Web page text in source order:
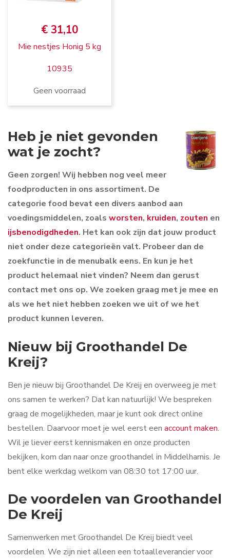
€ 31,10
Mie nestjes Honig 5 kg
10935
Geen voorraad
Heb je niet gevonden
wat je zocht?
Geen zorgen! Wij hebben nog veel meer
foodproducten in ons assortiment. De
categorie food bevat een divers aanbod aan
voedingsmiddelen, zoals worsten, kruiden, zouten en
ijsbenodigdheden. Het kan ook zijn dat jouw product
niet onder deze categorieën valt. Probeer dan de
zoekfunctie in de menubalk eens. En kun je het
product helemaal niet vinden? Neem dan gerust
contact met ons op. We zoeken graag met je mee en
als we het niet hebben zoeken we uit of we het
product kunnen leveren.
Nieuw bij Groothandel De
Kreij?
Ben je nieuw bij Groothandel De Kreij en overweeg je met
ons samen te werken? Dat kan natuurlijk! We bespreken
graag de mogelijkheden, maar je kunt ook direct online
bestellen. Daarvoor moet je wel eerst een account maken.
Wil je liever eerst kennismaken en onze producten
bekijken, kom dan naar onze groothandel in Middelharnis. Je
bent elke werkdag welkom van 08:30 tot 17:00 uur.
De voordelen van Groothandel
De Kreij
Samenwerken met Groothandel De Kreij biedt veel
voordelen. We zijn niet alleen een totaalleverancier voor